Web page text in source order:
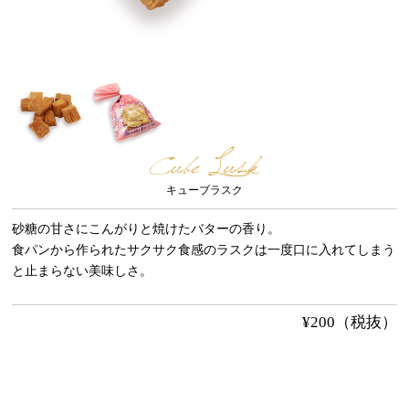
Cube Lusk
キューブラスク
砂糖の甘さにこんがりと焼けたバターの香り。
食パンから作られたサクサク食感のラスクは一度口に入れてしまう
と止まらない美味しさ。
¥200（税抜）